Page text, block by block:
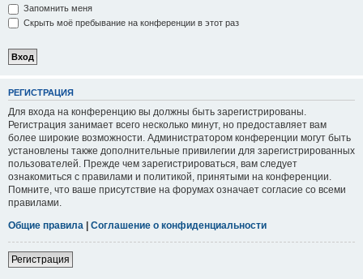
Запомнить меня
Скрыть моё пребывание на конференции в этот раз
РЕГИСТРАЦИЯ
Для входа на конференцию вы должны быть зарегистрированы.
Регистрация занимает всего несколько минут, но предоставляет вам
более широкие возможности. Администратором конференции могут быть
установлены также дополнительные привилегии для зарегистрированных
пользователей. Прежде чем зарегистрироваться, вам следует
ознакомиться с правилами и политикой, принятыми на конференции.
Помните, что ваше присутствие на форумах означает согласие со всеми
правилами.
Общие правила | Соглашение о конфиденциальности
Регистрация